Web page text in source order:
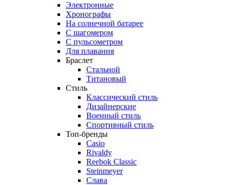
Электронные
Хронографы
На солнечной батарее
С шагомером
С пульсометром
Для плавания
Браслет
Стальной
Титановый
Стиль
Классический стиль
Дизайнерские
Военный стиль
Спортивный стиль
Топ-бренды
Casio
Rivaldy
Reebok Classic
Steinmeyer
Слава